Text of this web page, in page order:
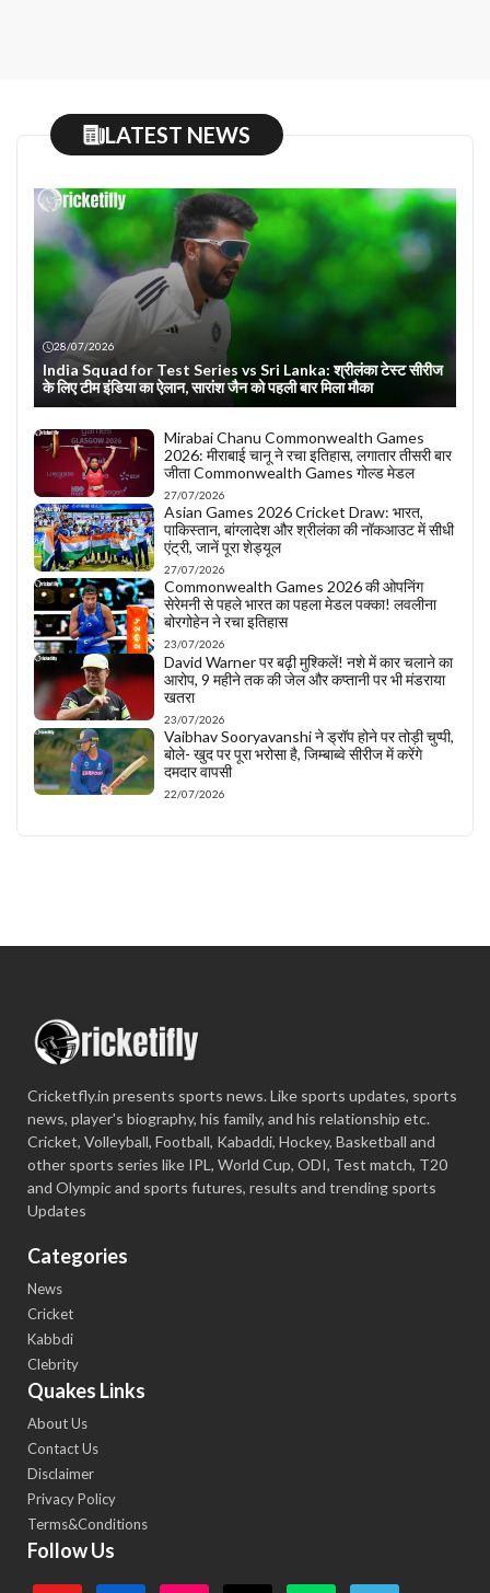
LATEST NEWS
28/07/2026
India Squad for Test Series vs Sri Lanka: श्रीलंका टेस्ट सीरीज
के लिए टीम इंडिया का ऐलान, सारांश जैन को पहली बार मिला मौका
Mirabai Chanu Commonwealth Games
2026: मीराबाई चानू ने रचा इतिहास, लगातार तीसरी बार
जीता Commonwealth Games गोल्ड मेडल
27/07/2026
Asian Games 2026 Cricket Draw: भारत,
पाकिस्तान, बांग्लादेश और श्रीलंका की नॉकआउट में सीधी
एंट्री, जानें पूरा शेड्यूल
27/07/2026
Commonwealth Games 2026 की ओपनिंग
सेरेमनी से पहले भारत का पहला मेडल पक्का! लवलीना
बोरगोहेन ने रचा इतिहास
23/07/2026
David Warner पर बढ़ी मुश्किलें! नशे में कार चलाने का
आरोप, 9 महीने तक की जेल और कप्तानी पर भी मंडराया
खतरा
23/07/2026
Vaibhav Sooryavanshi ने ड्रॉप होने पर तोड़ी चुप्पी,
बोले- खुद पर पूरा भरोसा है, जिम्बाब्वे सीरीज में करेंगे
दमदार वापसी
22/07/2026
Cricketfly.in presents sports news. Like sports updates, sports
news, player's biography, his family, and his relationship etc.
Cricket, Volleyball, Football, Kabaddi, Hockey, Basketball and
other sports series like IPL, World Cup, ODI, Test match, T20
and Olympic and sports futures, results and trending sports
Updates
Categories
News
Cricket
Kabbdi
Clebrity
Quakes Links
About Us
Contact Us
Disclaimer
Privacy Policy
Terms&Conditions
Follow Us